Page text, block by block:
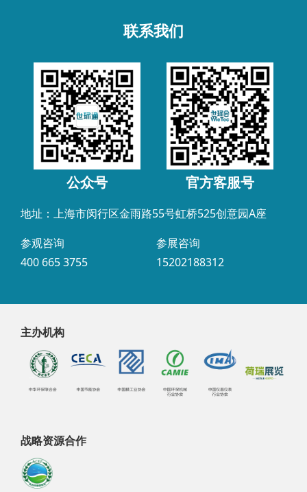
联系我们
公众号 官方客服号
地址：上海市闵行区金雨路55号虹桥525创意园A座
参观咨询
400 665 3755
参展咨询
15202188312
主办机构
战略资源合作